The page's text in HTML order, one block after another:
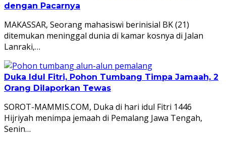
dengan Pacarnya
MAKASSAR, Seorang mahasiswi berinisial BK (21)
ditemukan meninggal dunia di kamar kosnya di Jalan
Lanraki,…
Duka Idul Fitri, Pohon Tumbang Timpa Jamaah, 2
Orang Dilaporkan Tewas
SOROT-MAMMIS.COM, Duka di hari idul Fitri 1446
Hijriyah menimpa jemaah di Pemalang Jawa Tengah,
Senin…